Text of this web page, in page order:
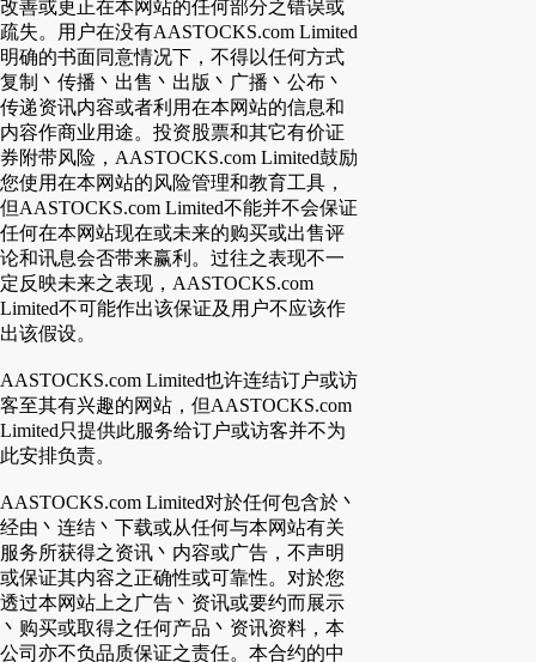
改善或更正在本网站的任何部分之错误或
疏失。用户在没有AASTOCKS.com Limited
明确的书面同意情况下，不得以任何方式
复制丶传播丶出售丶出版丶广播丶公布丶
传递资讯内容或者利用在本网站的信息和
内容作商业用途。投资股票和其它有价证
券附带风险，AASTOCKS.com Limited鼓励
您使用在本网站的风险管理和教育工具，
但AASTOCKS.com Limited不能并不会保证
任何在本网站现在或未来的购买或出售评
论和讯息会否带来赢利。过往之表现不一
定反映未来之表现，AASTOCKS.com
Limited不可能作出该保证及用户不应该作
出该假设。
AASTOCKS.com Limited也许连结订户或访
客至其有兴趣的网站，但AASTOCKS.com
Limited只提供此服务给订户或访客并不为
此安排负责。
AASTOCKS.com Limited对於任何包含於丶
经由丶连结丶下载或从任何与本网站有关
服务所获得之资讯丶内容或广告，不声明
或保证其内容之正确性或可靠性。对於您
透过本网站上之广告丶资讯或要约而展示
丶购买或取得之任何产品丶资讯资料，本
公司亦不负品质保证之责任。本合约的中